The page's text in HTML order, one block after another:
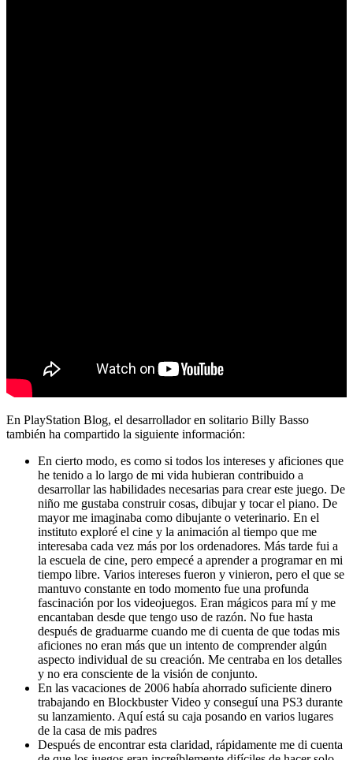
En PlayStation Blog, el desarrollador en solitario Billy Basso
también ha compartido la siguiente información:
En cierto modo, es como si todos los intereses y aficiones que
he tenido a lo largo de mi vida hubieran contribuido a
desarrollar las habilidades necesarias para crear este juego. De
niño me gustaba construir cosas, dibujar y tocar el piano. De
mayor me imaginaba como dibujante o veterinario. En el
instituto exploré el cine y la animación al tiempo que me
interesaba cada vez más por los ordenadores. Más tarde fui a
la escuela de cine, pero empecé a aprender a programar en mi
tiempo libre. Varios intereses fueron y vinieron, pero el que se
mantuvo constante en todo momento fue una profunda
fascinación por los videojuegos. Eran mágicos para mí y me
encantaban desde que tengo uso de razón. No fue hasta
después de graduarme cuando me di cuenta de que todas mis
aficiones no eran más que un intento de comprender algún
aspecto individual de su creación. Me centraba en los detalles
y no era consciente de la visión de conjunto.
En las vacaciones de 2006 había ahorrado suficiente dinero
trabajando en Blockbuster Video y conseguí una PS3 durante
su lanzamiento. Aquí está su caja posando en varios lugares
de la casa de mis padres
Después de encontrar esta claridad, rápidamente me di cuenta